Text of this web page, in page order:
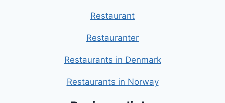
Restaurant
Restauranter
Restaurants in Denmark
Restaurants in Norway